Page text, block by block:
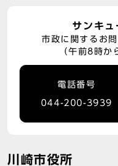
サンキュ
市政に関するお
（午前8時
電話番号
044-200-3939
川崎市役所